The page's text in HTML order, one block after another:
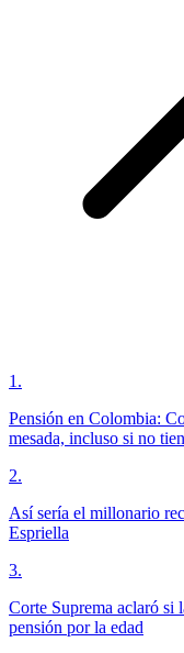
1 .
Pensión en Colombia:
mesada, incluso si no
2.
Así sería el millonario
Espriella
3.
Corte Suprema aclaró si
pensión por la edad